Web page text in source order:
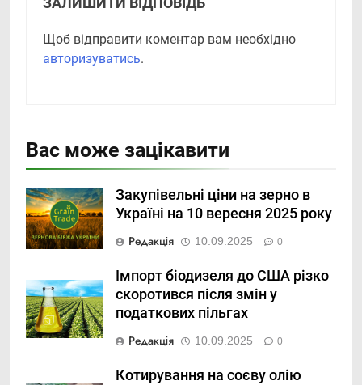
ЗАЛИШИТИ ВІДПОВІДЬ
Щоб відправити коментар вам необхідно
авторизуватись.
Вас може зацікавити
Закупівельні ціни на зерно в
Україні на 10 вересня 2025 року
Редакція 10.09.2025 0
Імпорт біодизеля до США різко
скоротився після змін у
податкових пільгах
Редакція 10.09.2025 0
Котирування на соєву олію